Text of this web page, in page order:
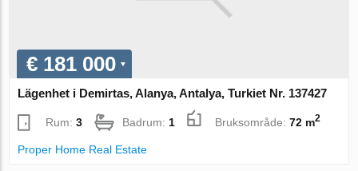
€ 181 000
Lägenhet i Demirtas, Alanya, Antalya, Turkiet Nr. 137427
Rum:3 Badrum: 1 Bruksområde:72 m2
Proper Home Real Estate